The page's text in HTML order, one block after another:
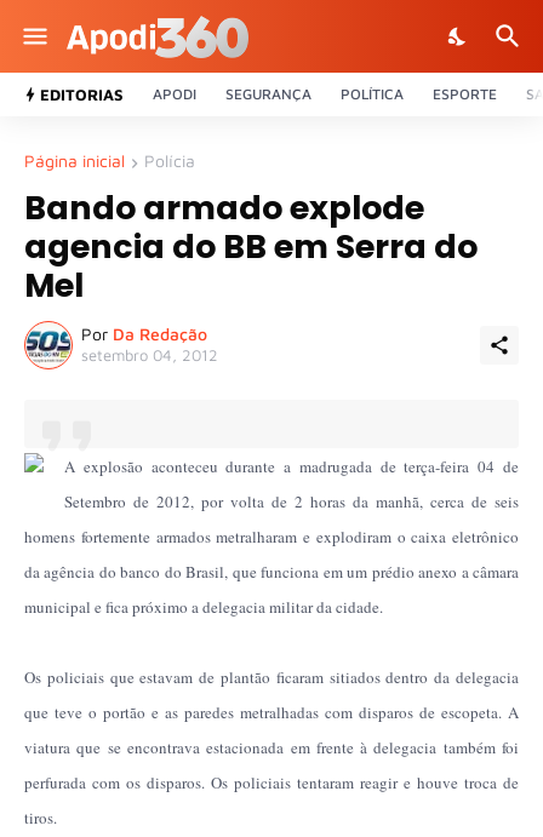
EDITORIAS APODI SEGURANÇA POLÍTICA ESPORTE
Página inicial Polícia
Bando armado explode
agencia do BB em Serra do
Mel
Por Da Redação
setembro 04, 2012
A explosão aconteceu durante a madrugada de terça-feira 04 de
Setembro de 2012, por volta de 2 horas da manhã, cerca de seis
homens fortemente armados metralharam e explodiram o caixa eletrônico
da agência do banco do Brasil, que funciona em um prédio anexo a câmara
municipal e fica próximo a delegacia militar da cidade.
Os policiais que estavam de plantão ficaram sitiados dentro da delegacia
que teve o portão e as paredes metralhadas com disparos de escopeta. A
viatura que se encontrava estacionada em frente à delegacia também foi
perfurada com os disparos. Os policiais tentaram reagir e houve troca de
tiros.